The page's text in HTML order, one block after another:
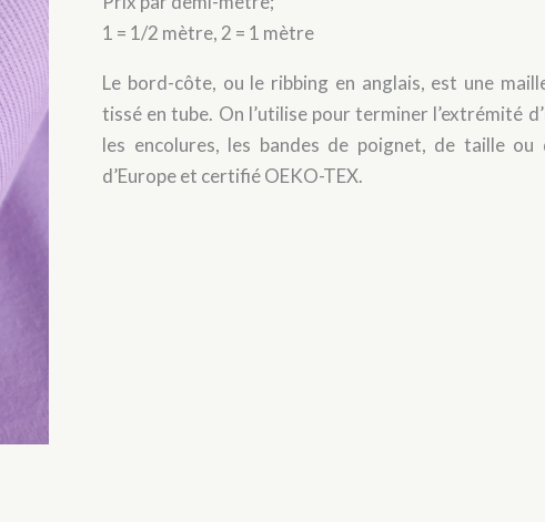
Milka
1 = 1/2 mètre, 2 = 1 mètre
Le bord-côte, ou le ribbing en anglais, est une
tissé en tube. On l’utilise pour terminer l’extrémité
les encolures, les bandes de poignet, de taille ou
d’Europe et certifié OEKO-TEX.